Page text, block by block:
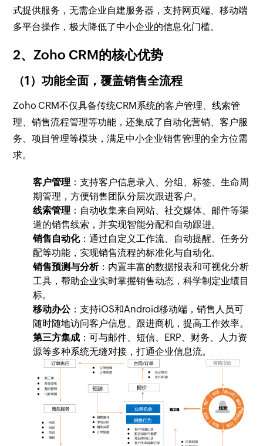
式提供服务，无需企业自建服务器，支持网页端、移动端
多平台操作，极大降低了中小企业的信息化门槛。
2、Zoho CRM的核心优势
（1）功能全面，覆盖销售全流程
Zoho CRM不仅具备传统CRM系统的客户管理、线索管
理、销售流程管理等功能，还集成了自动化营销、客户服
务、项目管理等模块，满足中小企业销售管理的全方位需
求。
客户管理 ：支持客户信息录入、分组、标签、生命周
期管理，方便销售团队分层次跟进客户。
线索管理 ：自动收集来自网站、社交媒体、邮件等渠
道的销售线索，并实现智能分配和自动跟进。
销售自动化：通过自定义工作流、自动提醒、任务分
配等功能，实现销售流程的标准化与自动化。
销售预测与分析：内置丰富的数据报表和可视化分析
工具，帮助企业实时掌握销售动态，科学制定业绩目
标。
移动办公：支持iOS和Android移动端，销售人员可
随时随地访问客户信息、跟进商机，提高工作效率。
第三方集成 ：可与邮件、短信、ERP、财务、人力资
源等多种系统无缝对接，打通企业信息流。